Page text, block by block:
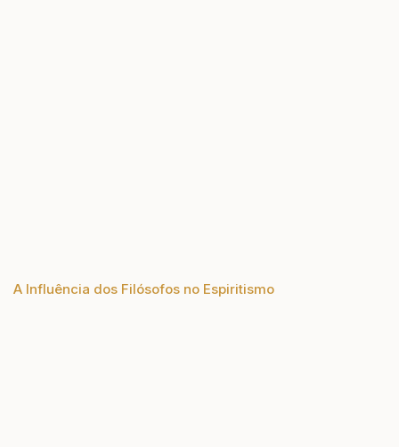
A Influência dos Filósofos no Espiritismo